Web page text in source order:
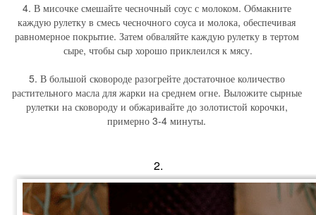
4. В мисочке смешайте чесночный соус с молоком. Обмакните
каждую рулетку в смесь чесночного соуса и молока, обеспечивая
равномерное покрытие. Затем обваляйте каждую рулетку в тертом
сыре, чтобы сыр хорошо приклеился к мясу.
5. В большой сковороде разогрейте достаточное количество
растительного масла для жарки на среднем огне. Выложите сырные
рулетки на сковороду и обжаривайте до золотистой корочки,
примерно 3-4 минуты.
2.